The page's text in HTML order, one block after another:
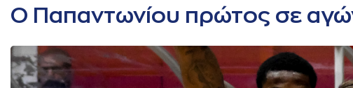
Ο Παπαντωνίου πρώτος σε